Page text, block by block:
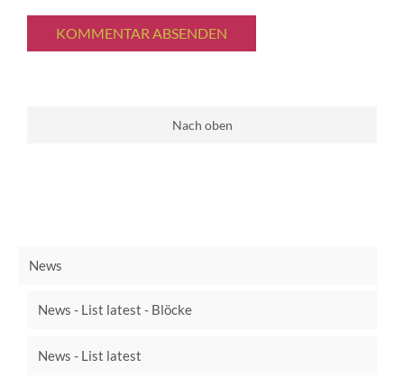
KOMMENTAR ABSENDEN
Nach oben
News
News - List latest - Blöcke
News - List latest